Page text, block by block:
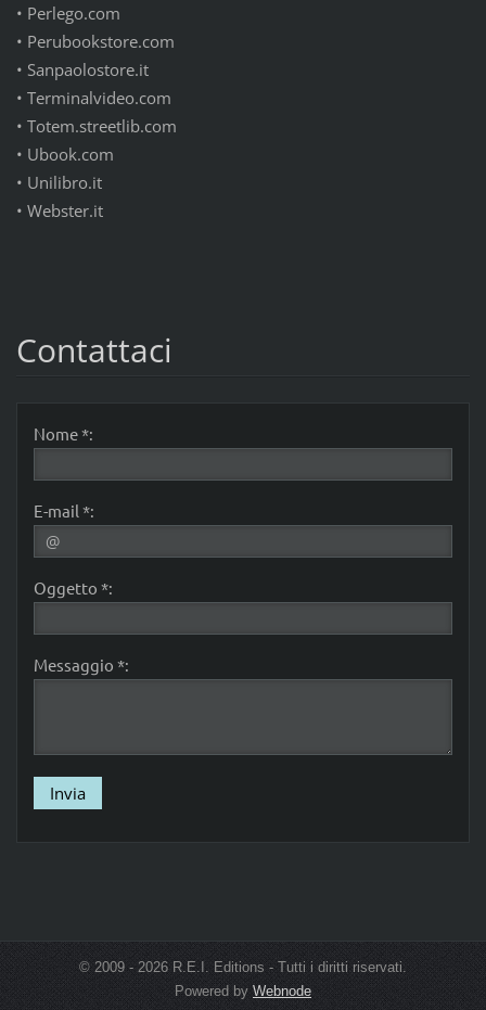
• Perlego.com
• Perubookstore.com
• Sanpaolostore.it
• Terminalvideo.com
• Totem.streetlib.com
• Ubook.com
• Unilibro.it
• Webster.it
Contattaci
Nome *:
E-mail *:
Oggetto *:
Messaggio *:
© 2009 - 2026 R.E.I. Editions - Tutti i diritti riservati.
Powered by Webnode